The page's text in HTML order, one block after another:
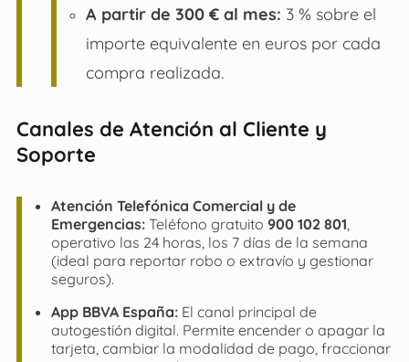
A partir de 300 € al mes: 3 % sobre el
importe equivalente en euros por cada
compra realizada.
Canales de Atención al Cliente y
Soporte
Atención Telefónica Comercial y de
Emergencias:Teléfono gratuito 900 102 801,
operativo las 24 horas, los 7 días de la semana
(ideal para reportar robo o extravío y gestionar
seguros).
App BBVA España:El canal principal de
autogestión digital. Permite encender o apagar la
tarjeta, cambiar la modalidad de pago, fraccionar